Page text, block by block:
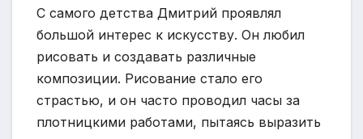
С самого детства Дмитрий проявлял
большой интерес к искусству. Он любил
рисовать и создавать различные
композиции. Рисование стало его
страстью, и он часто проводил часы за
плотницкими работами, пытаясь выразить